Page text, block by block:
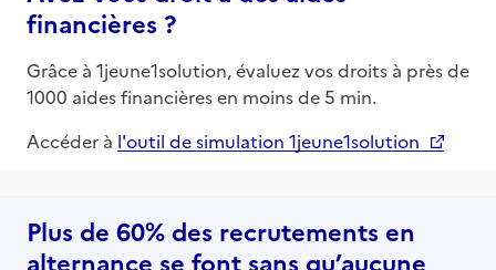
financières ?
Grâce à 1jeune1solution, évaluez vos droits à près de
1000 aides financières en moins de 5 min.
Accéder à l'outil de simulation 1jeune1solution
Plus de 60% des recrutements en
alternance se font sans qu’aucune